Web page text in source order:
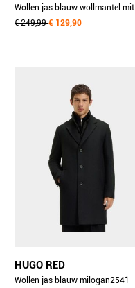
Wollen jas blauw wollmantel mit
inlet 213013459/607
€ 249,99€ 129,90
HUGO RED
Wollen jas blauw milogan2541